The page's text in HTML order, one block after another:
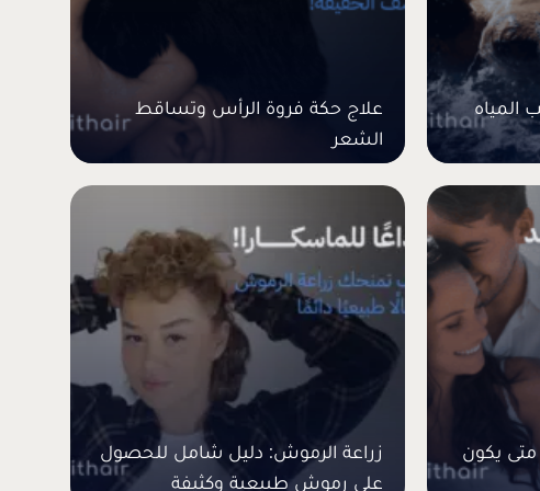
علاج حكة فروة الرأس وتساقط
الشعر
يكون
زراعة الرموش: دليل شامل للحصول
على رموش طبيعية وكثيفة